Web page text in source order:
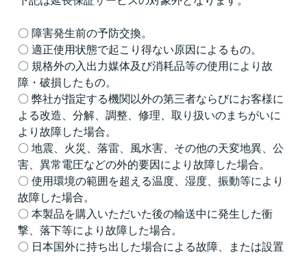
〇 障害発生前の予防交換。
〇 適正使用状態で起こり得ない原因によるもの。
〇 規格外の入出力媒体及び消耗品等の使用により故
障・破損したもの。
〇 弊社が指定する機関以外の第三者ならびにお客様に
よる改造、分解、調整、修理、取り扱いのまちがいに
より故障した場合。
〇 地震、火災、落雷、風水害、その他の天変地異、公
害、異常電圧などの外的要因により故障した場合。
〇 使用環境の範囲を超える温度、湿度、振動等により
故障した場合。
〇 本製品を購入いただいた後の輸送中に発生した衝
撃、落下等により故障した場合。
〇 日本国外に持ち出した場合による故障、または設置